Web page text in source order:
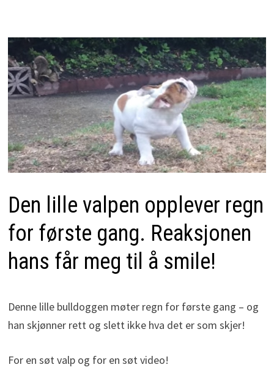
Den lille valpen opplever regn
for første gang. Reaksjonen
hans får meg til å smile!
Denne lille bulldoggen møter regn for første gang – og
han skjønner rett og slett ikke hva det er som skjer!
For en søt valp og for en søt video!